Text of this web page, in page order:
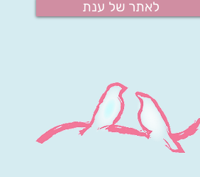
לאתר של ענת